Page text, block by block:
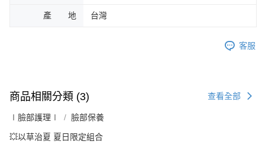
產 地 台灣
客服
商品相關分類 (3) 查看全部
∣臉部護理∣ 臉部保養
💥以草治夏 夏日限定組合